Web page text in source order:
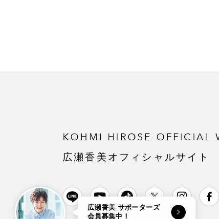
広瀬香美 サポーターズ
会員募集中！
KOHMI HIROSE OFFICIAL
広瀬香美オフィシャルサイト